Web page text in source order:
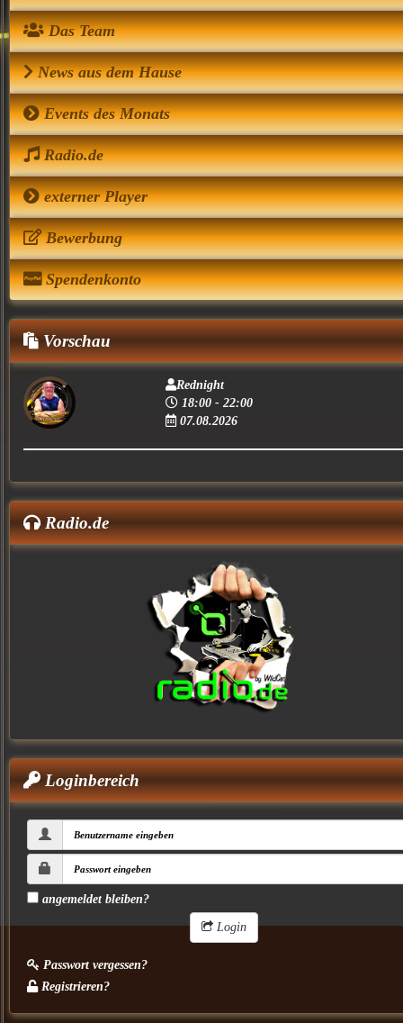
Das Team
News aus dem Hause
Events des Monats
Radio.de
externer Player
Bewerbung
Spendenkonto
Vorschau
Rednight
18:00 - 22:00
07.08.2026
Radio.de
Loginbereich
angemeldet bleiben?
Login
Passwort vergessen?
Registrieren?